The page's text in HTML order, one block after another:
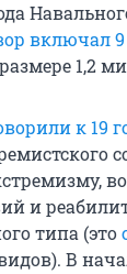
включал
1,2
к 19
и
типа (это
В